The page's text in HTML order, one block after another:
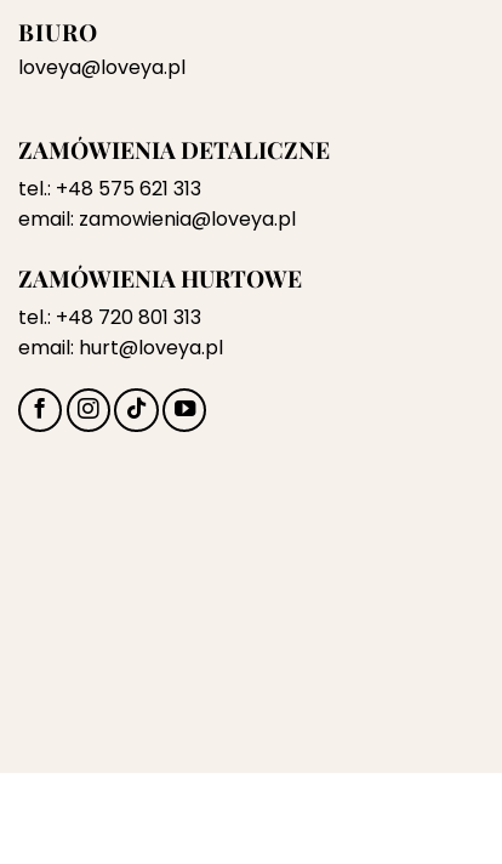
BIURO
loveya@loveya.pl
ZAMÓWIENIA DETALICZNE
tel.: +48 575 621 313
email: zamowienia@loveya.pl
ZAMÓWIENIA HURTOWE
tel.: +48 720 801 313
email: hurt@loveya.pl